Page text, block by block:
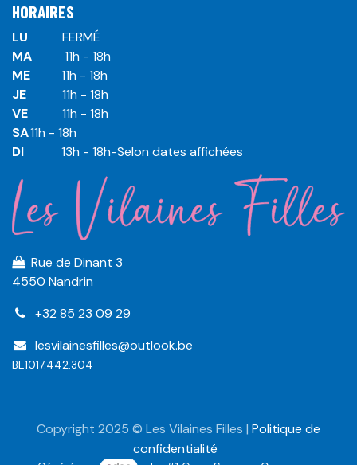
HORAIRES
LU
​ ​FERMÉ
MA
​11h - 18h
ME
​11h - 18h
JE
​​11h - 18h
VE
​​​11h - 18h
SA​​​11h - 18h
DI
​​​ 13h - 18h-Selon dates affichées
Rue de Dinant 3
4550 Nandrin
+32 85 23 09 29
lesvilainesfilles@outlook.be
BE1017.442.304
Copyright 2025 © Les Vilaines Filles | Politique de
confidentialité